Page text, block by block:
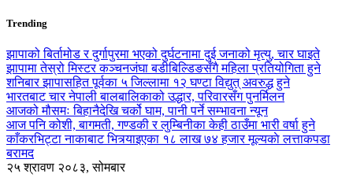
Trending
झापाको बिर्तामोड र दुर्गापुरमा भएको दुर्घटनामा दुई जनाको मृत्यु, चार घाइते
झापामा तेस्रो मिस्टर कञ्चनजंघा बडीबिल्डिङसँगै महिला प्रतियोगिता हुने
शनिबार झापासहित पूर्वका ५ जिल्लामा १२ घण्टा विद्युत् अवरुद्ध हुने
भारतबाट चार नेपाली बालबालिकाको उद्धार, परिवारसँग पुनर्मिलन
आजको मौसमः बिहानैदेखि चर्को घाम, पानी पर्ने सम्भावना न्यून
आज पनि कोशी, बागमती, गण्डकी र लुम्बिनीका केही ठाउँमा भारी वर्षा हुने
काँकरभिट्टा नाकाबाट भित्र्याइएका १८ लाख ७४ हजार मूल्यकाे लत्ताकपडा
बरामद
२५ श्रावण २०८३, सोमबार